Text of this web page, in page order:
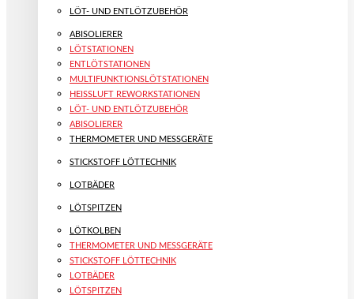
LÖT- UND ENTLÖTZUBEHÖR
ABISOLIERER
LÖTSTATIONEN
ENTLÖTSTATIONEN
MULTIFUNKTIONS­LÖTSTATIONEN
HEISSLUFT REWORKSTATIONEN
LÖT- UND ENTLÖTZUBEHÖR
ABISOLIERER
THERMOMETER UND MESSGERÄTE
STICKSTOFF LÖTTECHNIK
LOTBÄDER
LÖTSPITZEN
LÖTKOLBEN
THERMOMETER UND MESSGERÄTE
STICKSTOFF LÖTTECHNIK
LOTBÄDER
LÖTSPITZEN